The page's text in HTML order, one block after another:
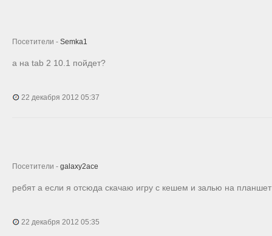
Посетители - Semka1
a на tab 2 10.1 пойдет?
22 декабря 2012 05:37
Посетители - galaxy2ace
ребят а если я отсюда скачаю игру с кешем и залью на
22 декабря 2012 05:35